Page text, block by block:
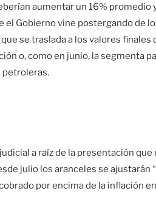
aumentar un 16% promedio
el Gobierno vine postergando de
se traslada a los valores
o, como en junio, la segmenta
petroleras.
a raíz de la presentación
julio los aranceles se
por encima de la inflación